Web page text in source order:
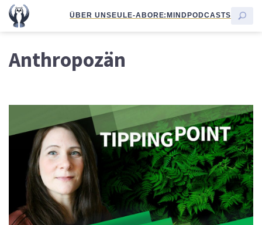
ÜBER UNSEULE-ABORE:MINDPODCASTS
Anthropozän